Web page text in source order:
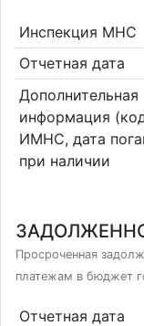
Инспекция МНС
Отчетная дата
Дополнительная
информация
ИМНС, дата
при наличии
Просроченная
платежам в бюджет
Отчетная дата